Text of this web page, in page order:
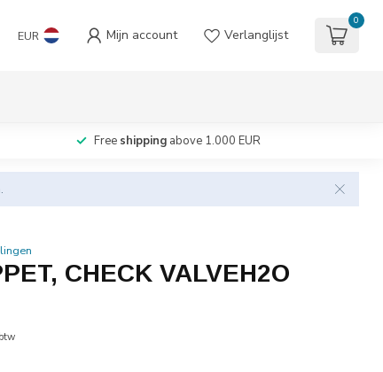
EUR Mijn account Verlanglijst
0
Free shipping above 1.000 EUR
CHECK VALVEH2O